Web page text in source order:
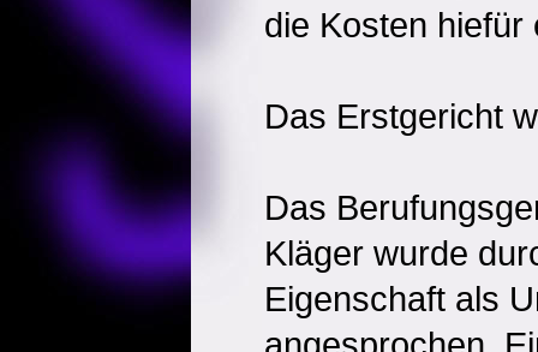
die Kosten hiefür
Das Erstgericht
Das
Kläger wurde
Eigenschaft als